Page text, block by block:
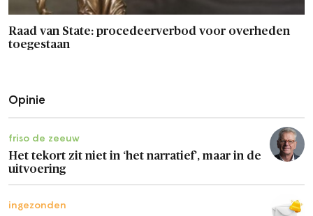
Raad van State: procedeerverbod voor overheden
toegestaan
Opinie
friso de zeeuw
Het tekort zit niet in ‘het narratief’, maar in de
uitvoering
ingezonden